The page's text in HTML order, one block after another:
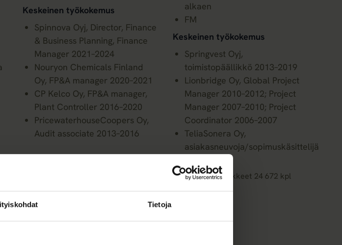
Tietoja
Keskeinen työkokemus
Spinnova Oyj, Director, Finance
& Business Planning, Finance
Manager 2021–2024
Nouryon Chemicals Finland
Oy, FP&A manager 2020–2021
CP Kelco Oy, FP&A manager,
Plant Controller 2016–2020
PricewaterhouseCoopers Oy,
Audit associate 2013–2016
alkaen
FM
Keskeinen työkokemus
Springvest Oyj,
toimistopäällikkö 2013–2019
Lionbridge Oy, Global Project
Manager 2010–2012; Project
Manager 2007–2010; Project
Coordinator 2006–2007
TeliaSonera Oy,
asiakasneuvoja/sopimuskäsittelijä
Springvestin osakkeet 24 672 kpl